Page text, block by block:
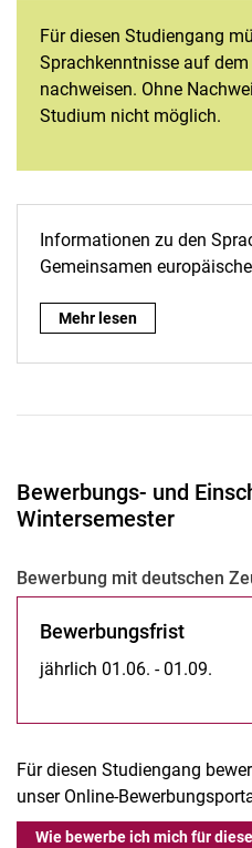
Für diesen Studiengang
Sprachkenntnisse auf dem
nachweisen. Ohne
Studium nicht möglich.
Informationen zu den
Gemeinsamen
Mehr lesen
Bewerbungs- und
Wintersemester
Be­wer­bung mit deut­schen
Bewerbungsfrist
jährlich 01.06. - 01.09.
Für diesen Studiengang
unser Online-
Wie bewerbe ich mich für